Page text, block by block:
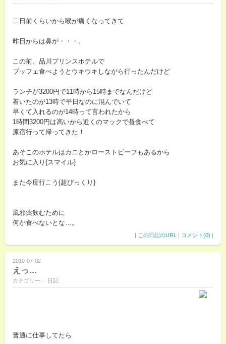
二日前くらいから喉が痛くなってきて
昨日からは鼻が・・・。
この前、品川プリンスホテルで
ブッフェ食べようとウキウキしながら行ったんだけど
ランチが3200円で11時から15時までなんだけど
着いたのが13時で平日なのに混んでいて
早くて入れるのが14時って言われたから
1時間3200円は高いから近くのマックで昼食べて
原宿行って帰ってきた！
あそこのホテルはカニとかローストビーフもあるから
お気に入り{スマイル}
また今度行こう{超びっくり}
風邪薬飲むために
何か食べないとな…。
| この日記のURL | コメント(0) |
2010-07-02
えっ…
カテゴリー： 日記
普通に仕事してたら